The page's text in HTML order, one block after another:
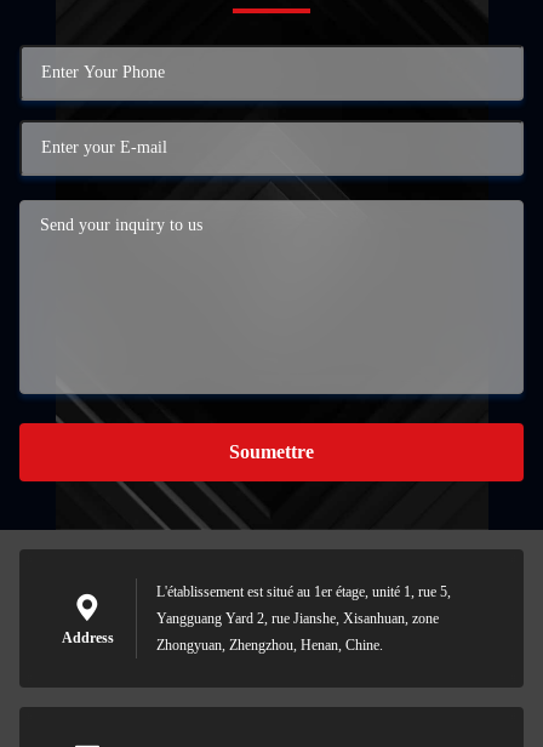
Soumettre
Address
L'établissement est situé au 1er étage, unité 1, rue 5,
Yangguang Yard 2, rue Jianshe, Xisanhuan, zone
Zhongyuan, Zhengzhou, Henan, Chine.